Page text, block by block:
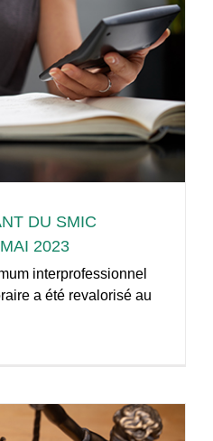
DU SMIC
2023
interprofessionnel
a été revalorisé au